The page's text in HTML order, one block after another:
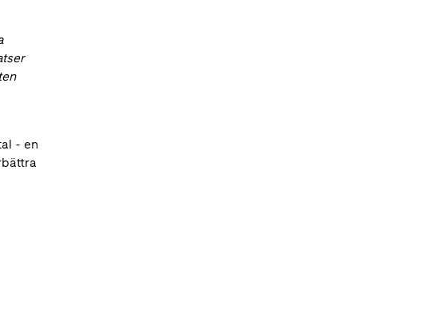
- en